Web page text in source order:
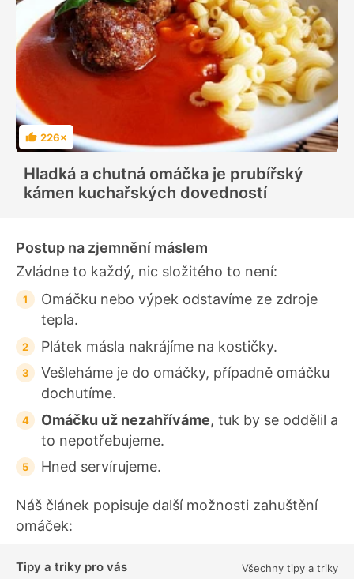
H
o
n
o
c
226×
Hladká a chutná omáčka je prubířský
kámen kuchařských dovedností
Postup na zjemnění máslem
Zvládne to každý, nic složitého to není:
Omáčku nebo výpek odstavíme ze zdroje
tepla.
Plátek másla nakrájíme na kostičky.
Vešleháme je do omáčky, případně omáčku
dochutíme.
Omáčku už nezahříváme, tuk by se oddělil a
to nepotřebujeme.
Hned servírujeme.
Náš článek popisuje další možnosti zahuštění
omáček:
Tipy a triky pro vás Všechny tipy a triky